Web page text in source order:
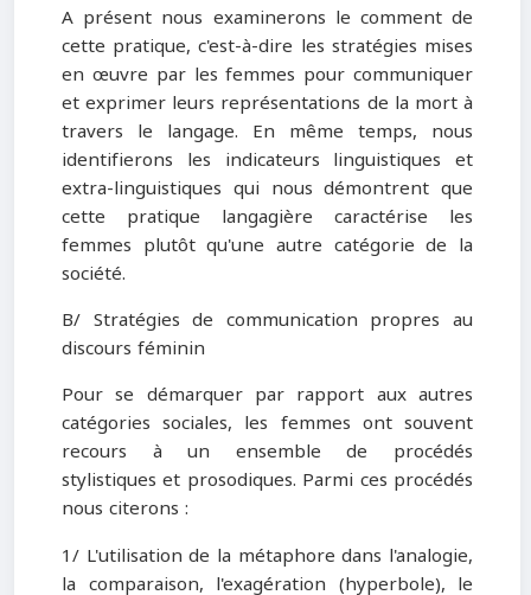
A présent nous examinerons le comment de
cette pratique, c'est-à-dire les stratégies mises
en œuvre par les femmes pour communiquer
et exprimer leurs représentations de la mort à
travers le langage. En même temps, nous
identifierons les indicateurs linguistiques et
extra-linguistiques qui nous démontrent que
cette pratique langagière caractérise les
femmes plutôt qu'une autre catégorie de la
société.
B/ Stratégies de communication propres au
discours féminin
Pour se démarquer par rapport aux autres
catégories sociales, les femmes ont souvent
recours à un ensemble de procédés
stylistiques et prosodiques. Parmi ces procédés
nous citerons :
1/ L'utilisation de la métaphore dans l'analogie,
la comparaison, l'exagération (hyperbole), le